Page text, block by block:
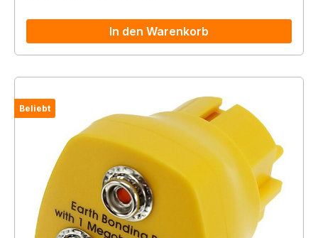
In den Warenkorb
Beliebt